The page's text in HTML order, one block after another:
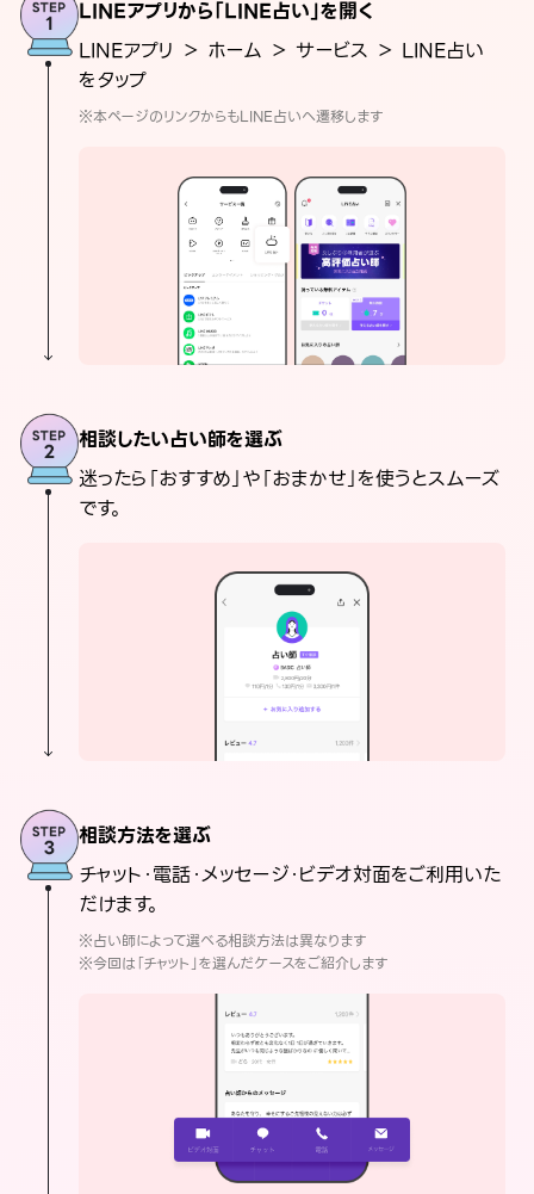
LINEアプリから「LINE占い」を開く
LINEアプリ ＞ ホーム ＞ サービス ＞ LINE占い
をタップ
※本ページのリンクからもLINE占いへ遷移します
相談したい占い師を選ぶ
迷ったら「おすすめ」や「おまかせ」を使うとスムーズ
です。
相談方法を選ぶ
チャット・電話・メッセージ・ビデオ対面をご利用いた
だけます。
※占い師によって選べる相談方法は異なります
※今回は「チャット」を選んだケースをご紹介します